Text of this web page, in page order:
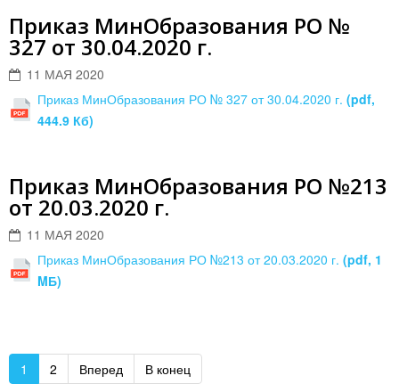
Приказ МинОбразования РО №
327 от 30.04.2020 г.
11 МАЯ 2020
Приказ МинОбразования РО № 327 от 30.04.2020 г. (pdf,
444.9 Кб)
Приказ МинОбразования РО №213
от 20.03.2020 г.
11 МАЯ 2020
Приказ МинОбразования РО №213 от 20.03.2020 г. (pdf, 1
MБ)
1 2 Вперед В конец